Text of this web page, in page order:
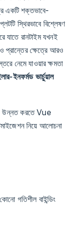
একটি শক্তভাবে-
স্থিরভাবে বিশ্লেষণ
যাতে রানটাইম যখনই
প্রান্তের ক্ষেত্রে আরও
নেমে যাওয়ার ক্ষমতা
ইনফর্মড ভার্চুয়াল
উন্নত করতে Vue
নিয়ে আলোচনা
গতিশীল বাইন্ডিং